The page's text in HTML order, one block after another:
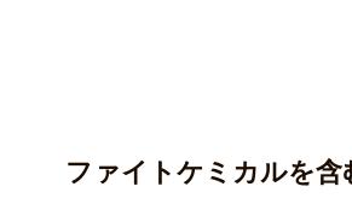
ファイトケミカルを含